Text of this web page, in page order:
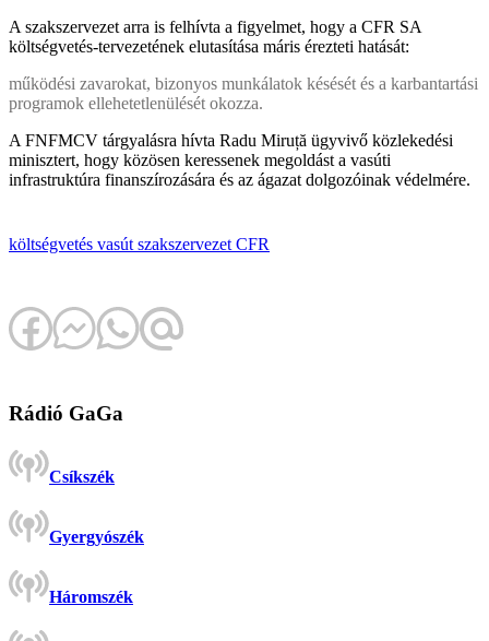
A szakszervezet arra is felhívta a figyelmet, hogy a CFR SA
költségvetés-tervezetének elutasítása máris érezteti hatását:
működési zavarokat, bizonyos munkálatok késését és a karbantartási
programok ellehetetlenülését okozza.
A FNFMCV tárgyalásra hívta Radu Miruță ügyvivő közlekedési
minisztert, hogy közösen keressenek megoldást a vasúti
infrastruktúra finanszírozására és az ágazat dolgozóinak védelmére.
költségvetés vasút szakszervezet CFR
Rádió GaGa
Csíkszék
Gyergyószék
Háromszék